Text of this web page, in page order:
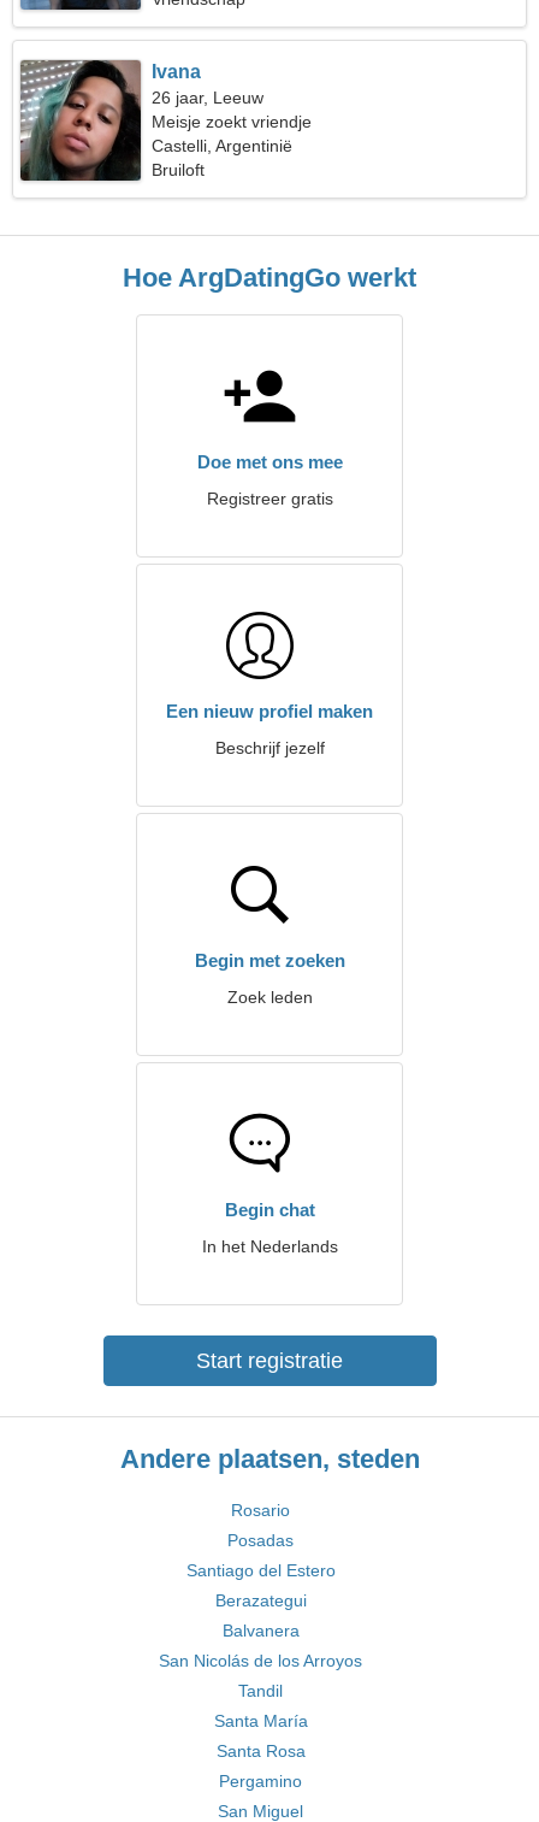
Ivana
26 jaar, Leeuw
Meisje zoekt vriendje
Castelli, Argentinië
Bruiloft
Hoe ArgDatingGo werkt
Doe met ons mee
Registreer gratis
Een nieuw profiel maken
Beschrijf jezelf
Begin met zoeken
Zoek leden
Begin chat
In het Nederlands
Start registratie
Andere plaatsen, steden
Rosario
Posadas
Santiago del Estero
Berazategui
Balvanera
San Nicolás de los Arroyos
Tandil
Santa María
Santa Rosa
Pergamino
San Miguel